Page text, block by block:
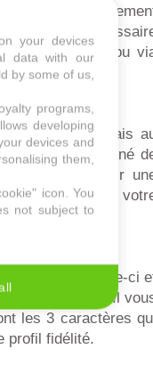
se faire
il sera
du site officiel ou
formulaire. Mais
en avez terminé
afin de recevoir
présenter
vous de celle-ci
My-Flunch. Il
les 3 caractères
profil fidélité.
your devices
data with our
by some of us,
programs,
developing
devices and
them,
icon . You
not subject to